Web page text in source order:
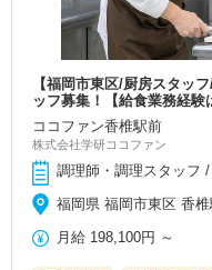
【福岡市東区/厨房スタッ
ッフ募集！【給食業務経験
ココファン香椎駅前
株式会社学研ココファン
調理師・調理スタッフ /
福岡県 福岡市東区 香
月給 198,100円 ～